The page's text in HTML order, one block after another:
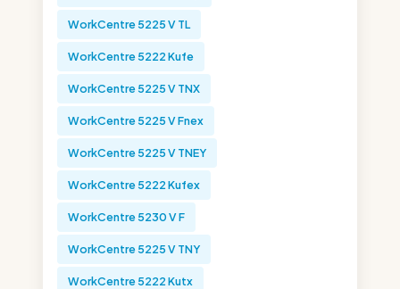
WorkCentre 5225 V TL
WorkCentre 5222 Kufe
WorkCentre 5225 V TNX
WorkCentre 5225 V Fnex
WorkCentre 5225 V TNEY
WorkCentre 5222 Kufex
WorkCentre 5230 V F
WorkCentre 5225 V TNY
WorkCentre 5222 Kutx